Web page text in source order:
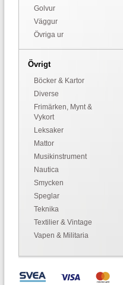
Golvur
Väggur
Övriga ur
Övrigt
Böcker & Kartor
Diverse
Frimärken, Mynt &
Vykort
Leksaker
Mattor
Musikinstrument
Nautica
Smycken
Speglar
Teknika
Textilier & Vintage
Vapen & Militaria